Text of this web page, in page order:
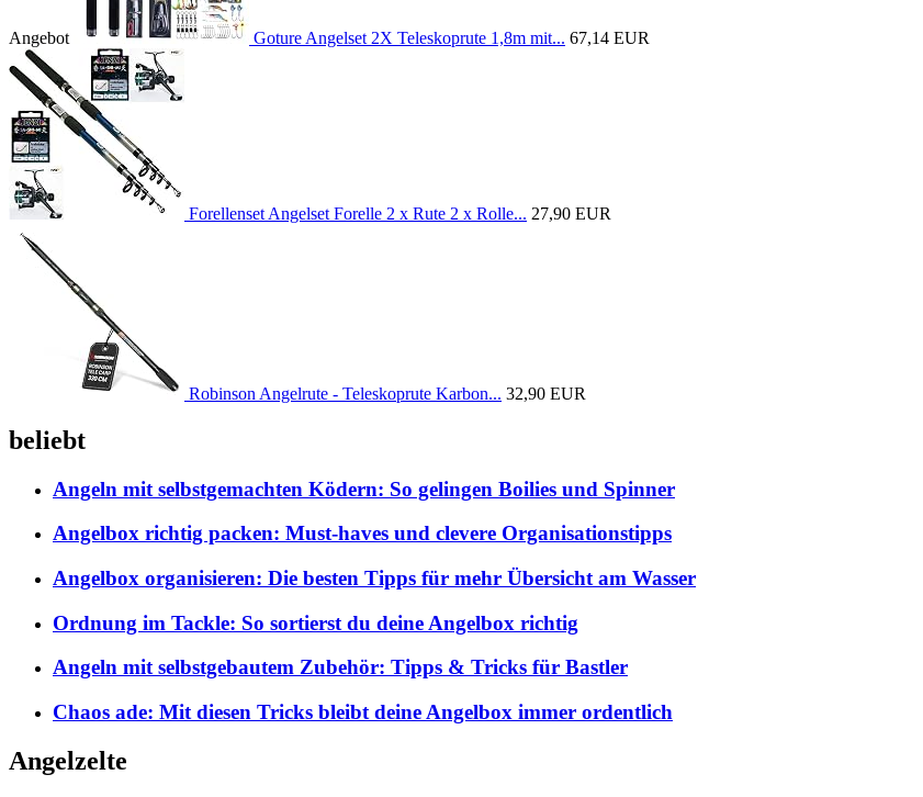
Angebot Goture Angelset 2X Teleskoprute 1,8m mit... 67,14 EUR
Forellenset Angelset Forelle 2 x Rute 2 x Rolle... 27,90 EUR
Robinson Angelrute - Teleskoprute Karbon... 32,90 EUR
beliebt
Angeln mit selbstgemachten Ködern: So gelingen Boilies und Spinner
Angelbox richtig packen: Must-haves und clevere Organisationstipps
Angelbox organisieren: Die besten Tipps für mehr Übersicht am Wasser
Ordnung im Tackle: So sortierst du deine Angelbox richtig
Angeln mit selbstgebautem Zubehör: Tipps & Tricks für Bastler
Chaos ade: Mit diesen Tricks bleibt deine Angelbox immer ordentlich
Angelzelte